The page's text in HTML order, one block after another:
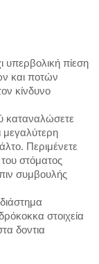
υπερβολική πίεση
και ποτών
κίνδυνο
καταναλώσετε
μεγαλύτερη
Περιμένετε
στόματος
συμβουλής
στοιχεία
δοντια